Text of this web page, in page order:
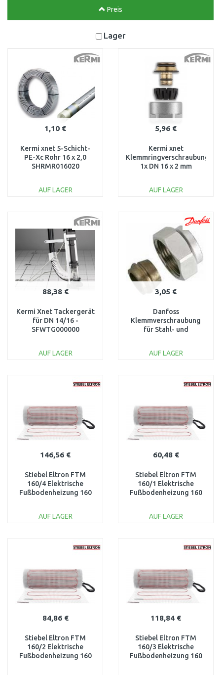
Preis
Lager
1,10 €
Kermi xnet 5-Schicht-
PE-Xc Rohr 16 x 2,0
SHRMR016020
AUF LAGER
Vergleichen
5,96 €
Kermi xnet
Klemmringverschraubung
1x DN 16 x 2 mm
AUF LAGER
Vergleichen
88,38 €
Kermi Xnet Tackergerät
für DN 14/16 -
SFWTG000000
AUF LAGER
3,05 €
Danfoss
Klemmverschraubung
für Stahl- und
AUF LAGER
146,56 €
Stiebel Eltron FTM
160/4 Elektrische
Fußbodenheizung 160
AUF LAGER
60,48 €
Stiebel Eltron FTM
160/1 Elektrische
Fußbodenheizung 160
AUF LAGER
84,86 €
Stiebel Eltron FTM
160/2 Elektrische
Fußbodenheizung 160
118,84 €
Stiebel Eltron FTM
160/3 Elektrische
Fußbodenheizung 160